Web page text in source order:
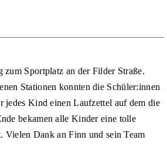
zum Sportplatz an der Filder Straße.
Stationen konnten die Schüler:innen
jedes Kind einen Laufzettel auf dem die
bekamen alle Kinder eine tolle
Dank an Finn und sein Team